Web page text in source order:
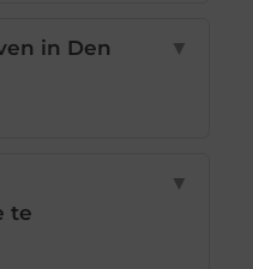
in Den
▼
te
▼